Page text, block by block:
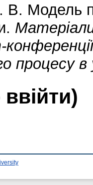
В. Модель
процесу в
ввійти)